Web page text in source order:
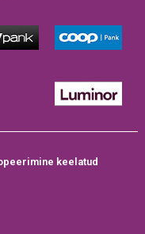
keelatud